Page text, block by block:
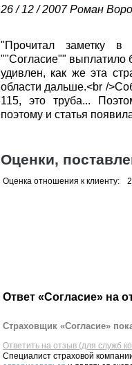
26 / 12 / 2007Роман
"Прочитал заметку в
""Согласие"" выплатило
удивлен, как же эта
области дальше.<br /
115, это труба...
поэтому и статья
Оценки,
Оценка отношения к клиенту: 2
Ответ «Согласие» на
Страховщик «Согласие»
Ответить на отзыв (для служб
Специалист страховой